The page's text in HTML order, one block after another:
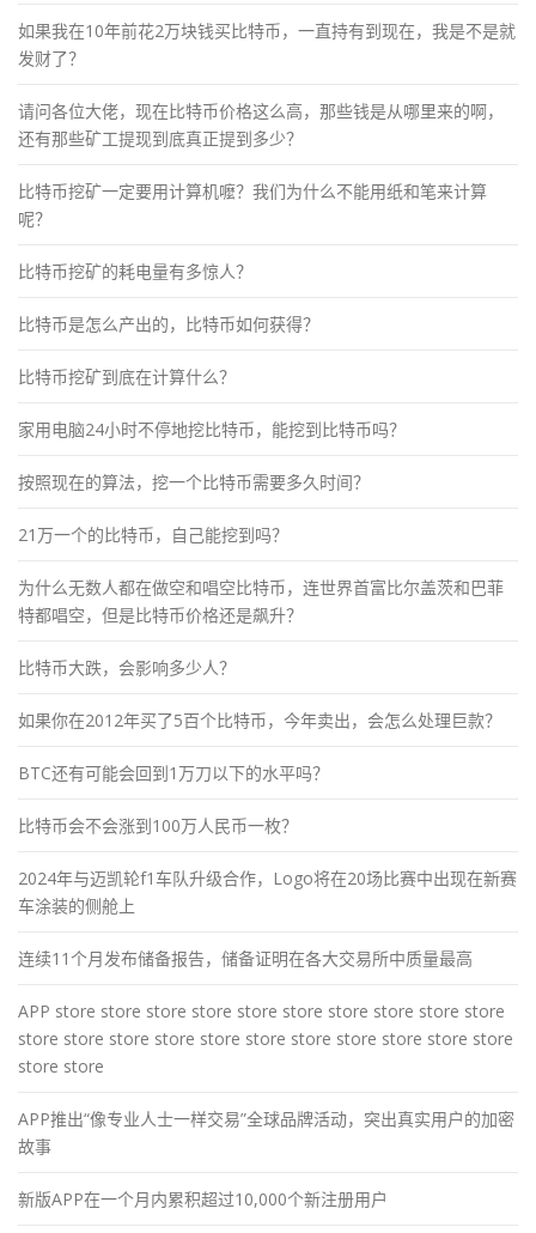
如果我在10年前花2万块钱买比特币，一直持有到现在，我是不是就
发财了？
请问各位大佬，现在比特币价格这么高，那些钱是从哪里来的啊，
还有那些矿工提现到底真正提到多少？
比特币挖矿一定要用计算机嚒？我们为什么不能用纸和笔来计算
呢？
比特币挖矿的耗电量有多惊人？
比特币是怎么产出的，比特币如何获得？
比特币挖矿到底在计算什么？
家用电脑24小时不停地挖比特币，能挖到比特币吗？
按照现在的算法，挖一个比特币需要多久时间？
21万一个的比特币，自己能挖到吗？
为什么无数人都在做空和唱空比特币，连世界首富比尔盖茨和巴菲
特都唱空，但是比特币价格还是飙升？
比特币大跌，会影响多少人？
如果你在2012年买了5百个比特币，今年卖出，会怎么处理巨款？
BTC还有可能会回到1万刀以下的水平吗？
比特币会不会涨到100万人民币一枚？
2024年与迈凯轮f1车队升级合作，Logo将在20场比赛中出现在新赛
车涂装的侧舱上
连续11个月发布储备报告，储备证明在各大交易所中质量最高
APP store store store store store store store store store store
store store store store store store store store store store store
store store
APP推出“像专业人士一样交易”全球品牌活动，突出真实用户的加密
故事
新版APP在一个月内累积超过10,000个新注册用户